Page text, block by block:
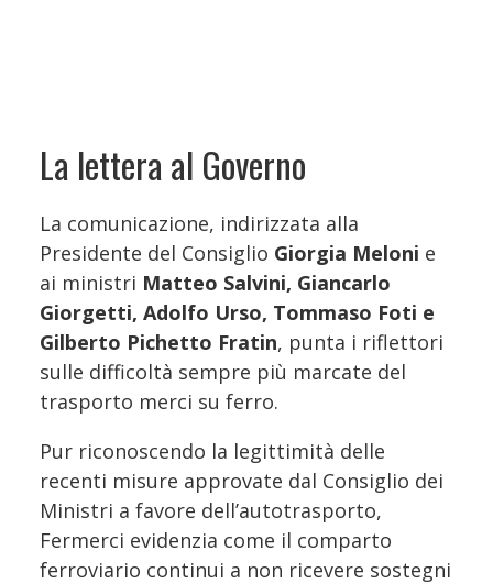
La lettera al Governo
La comunicazione, indirizzata alla
Presidente del Consiglio Giorgia Meloni e
ai ministri Matteo Salvini, Giancarlo
Giorgetti, Adolfo Urso, Tommaso Foti e
Gilberto Pichetto Fratin, punta i riflettori
sulle difficoltà sempre più marcate del
trasporto merci su ferro.
Pur riconoscendo la legittimità delle
recenti misure approvate dal Consiglio dei
Ministri a favore dell’autotrasporto,
Fermerci evidenzia come il comparto
ferroviario continui a non ricevere sostegni